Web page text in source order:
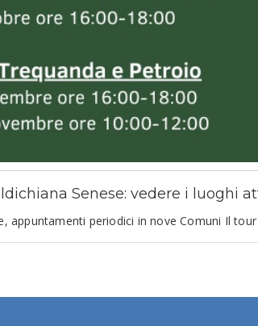
Senese: vedere i luoghi
appuntamenti periodici in nove Comuni Il